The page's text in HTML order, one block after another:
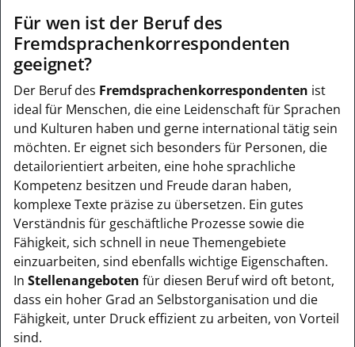
Für wen ist der Beruf des
Fremdsprachenkorrespondenten
geeignet?
Der Beruf des Fremdsprachenkorrespondenten ist
ideal für Menschen, die eine Leidenschaft für Sprachen
und Kulturen haben und gerne international tätig sein
möchten. Er eignet sich besonders für Personen, die
detailorientiert arbeiten, eine hohe sprachliche
Kompetenz besitzen und Freude daran haben,
komplexe Texte präzise zu übersetzen. Ein gutes
Verständnis für geschäftliche Prozesse sowie die
Fähigkeit, sich schnell in neue Themengebiete
einzuarbeiten, sind ebenfalls wichtige Eigenschaften.
In Stellenangeboten für diesen Beruf wird oft betont,
dass ein hoher Grad an Selbstorganisation und die
Fähigkeit, unter Druck effizient zu arbeiten, von Vorteil
sind.